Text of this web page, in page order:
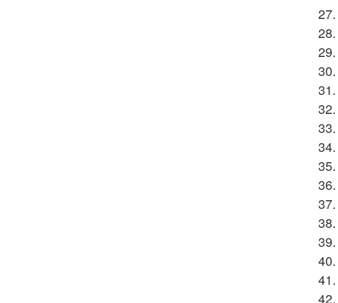
27.
28.
29.
30.
31.
32.
33.
34.
35.
36.
37.
38.
39.
40.
41.
42.